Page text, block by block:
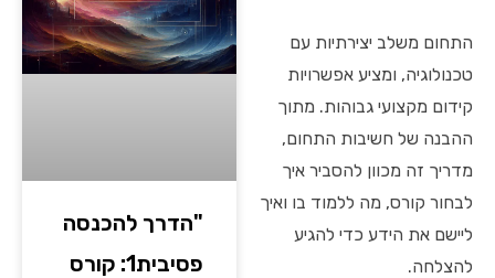
התחום משלב יצירתיות עם
טכנולוגיה, ומציע אפשרויות
קידום מקצועי גבוהות. מתוך
ההבנה של חשיבות התחום,
מדריך זה מכוון להסביר איך
לבחור קורס, מה ללמוד בו ואיך
ליישם את הידע כדי להגיע
להצלחה.
"הדרך להכנסה
פסיבית1: קורס